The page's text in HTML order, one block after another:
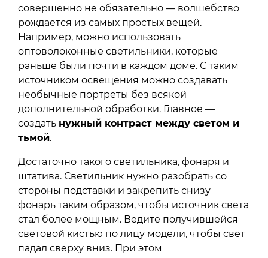
совершенно не обязательно — волшебство
рождается из самых простых вещей.
Например, можно использовать
оптоволоконные светильники, которые
раньше были почти в каждом доме. С таким
источником освещения можно создавать
необычные портреты без всякой
дополнительной обработки. Главное —
создать нужный контраст между светом и
тьмой.
Достаточно такого светильника, фонаря и
штатива. Светильник нужно разобрать со
стороны подставки и закрепить снизу
фонарь таким образом, чтобы источник света
стал более мощным. Ведите получившейся
световой кистью по лицу модели, чтобы свет
падал сверху вниз. При этом